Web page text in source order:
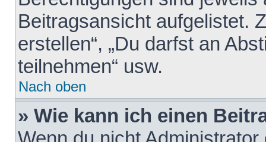
Beitragsansicht aufgelistet.
erstellen“, „Du darfst an
teilnehmen“ usw.
Nach oben
» Wie kann ich einen